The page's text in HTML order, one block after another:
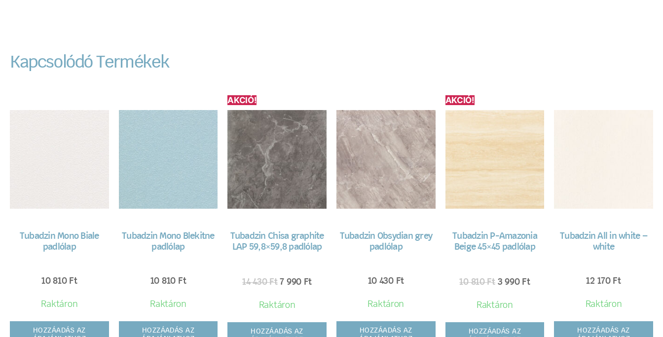
Kapcsolódó Termékek
Tubadzin Mono Biale
padlólap
10 810 Ft
Raktáron
HOZZÁADÁS AZ
Tubadzin Mono Blekitne
padlólap
10 810 Ft
Raktáron
HOZZÁADÁS AZ
AKCIÓ!
Tubadzin Chisa graphite
LAP 59,8×59,8 padlólap
14 430Ft 7 990 Ft
Raktáron
HOZZÁADÁS AZ
Tubadzin Obsydian grey
padlólap
10 430 Ft
Raktáron
HOZZÁADÁS AZ
AKCIÓ!
Tubadzin P-Amazonia
Beige 45×45 padlólap
10 810Ft 3 990 Ft
Raktáron
HOZZÁADÁS AZ
Tubadzin All in white –
white
12 170 Ft
Raktáron
HOZZÁADÁS AZ